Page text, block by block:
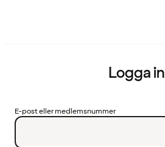
Logga in
E-post eller medlemsnummer